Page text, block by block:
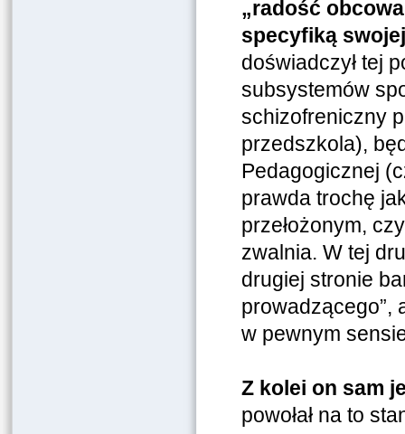
„radość
specyfiką
doświadczył tej
subsystemów
schizofreniczny
przedszkola),
Pedagogicznej
prawda trochę
przełożonym,
zwalnia. W tej
drugiej stronie
prowadzącego”,
w pewnym
Z kolei on sam
powołał na to